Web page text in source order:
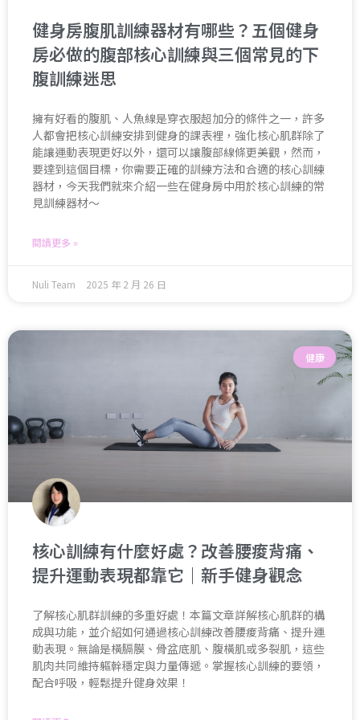
健身房腹肌訓練器材有哪些？五個健身
房必做的腹部核心訓練與三個常見的下
腹訓練迷思
擁有好看的腹肌、人魚線是穿衣服超加分的條件之一，許多
人都會把核心訓練安排到健身的課表裡，強化核心肌群除了
能讓運動表現更好以外，還可以讓腹部線條更美觀，然而，
要達到這個目標，你需要正確的訓練方法和合適的核心訓練
器材，今天我們就來介紹一些在健身房中用於核心訓練的常
見訓練器材～
閱讀更多 »
Nuli Team 2025 年 2 月 26 日
健康
核心訓練有什麼好處？改善腰痠背痛、
提升運動表現都靠它｜新手健身觀念
了解核心肌群訓練的多重好處！本篇文章詳解核心肌群的構
成與功能，並介紹如何通過核心訓練改善腰痠背痛、提升運
動表現。無論是橫膈膜、骨盆底肌、腹橫肌或多裂肌，這些
肌肉共同維持軀幹穩定與力量傳遞。掌握核心訓練的要領，
配合呼吸，輕鬆提升健身效果！